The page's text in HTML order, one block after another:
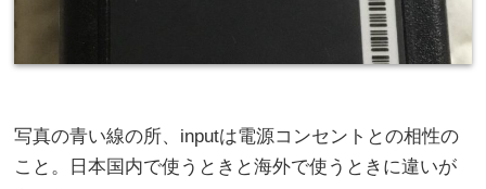
写真の青い線の所、inputは電源コンセントとの相性の
こと。日本国内で使うときと海外で使うときに違いが